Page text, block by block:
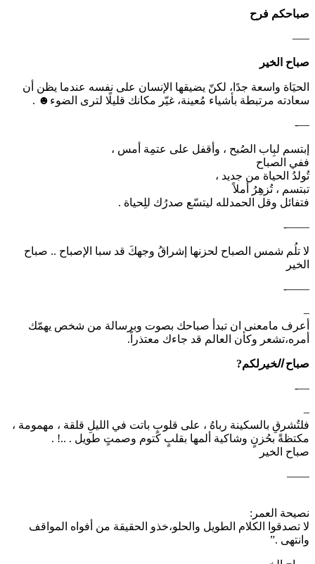
‏صباحكم فرح
—–
صباح الخير
الحيَاة واسعة جدًا، لكنّ يضيقها الإنسان على نفسه عندما يظن أن
سعادته مرتبطة بأشياء مُعينة، غيّر مكانك قليلًا لترى الضوء☻ .
—-
إبتسم لبِاب الصُبح ، وأقفل على عتمِة أمس ، ‏
ففي الصباح
تُولدُ الحياة من جديد ،
تبتسم ، تُزهِرُ أملاً
فتفائل وقل الحمدلله ليتسّع صدرُك للِحياة .
——-
لا تلُم شمس الصباح لحزنها إشراقُ وجهكَ قد سبا الإصباح .. صباح
الخير
——-
–
أعرف مامعنى ان تبدأ صباحك بصوت وبرسالة من شخص يهمّك
أمره،تشعر وكأن العالم قد جاءك معتذراً.
صباحالخير لكم?
—-
–
فلتُشرقِ بالسكينة رباهُ ، على قلوبٍ باتت في الليلِ قلقة ، مهمومة ،
مكتظةً بحُزنٍ وشاكية ألمها بقلبٍ كتوم وصمتٍ طويل . ..! .
صباح الخير
——
نصيحة العمر:
لا تصدقوا الكلام الطويل والحلو،خذو الحقيقة من أفواه المواقف
وانتهى .”